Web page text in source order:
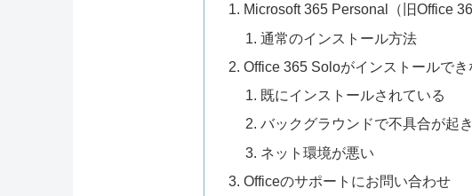
Microsoft 365 Personal（旧Office
通常のインストール方法
Office 365 Soloがインストールでき
既にインストールされている
バックグラウンドで不具合が起
ネット環境が悪い
Officeのサポートにお問い合わせ